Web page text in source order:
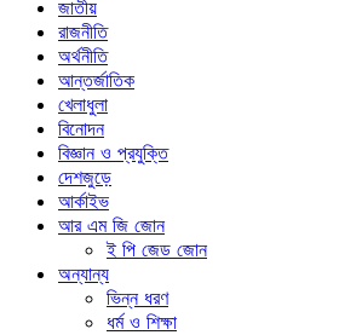
জাতীয়
রাজনীতি
অর্থনীতি
আন্তর্জাতিক
খেলাধুলা
বিনোদন
বিজ্ঞান ও প্রযুক্তি
দেশজুড়ে
আর্কাইভ
আর এম জি জোন
ই পি জেড জোন
অন্যান্য
ভিন্ন ধরণ
ধর্ম ও শিক্ষা